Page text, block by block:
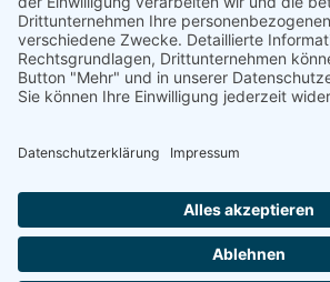
ABONNIEREN
FOLGEN SIE UNS